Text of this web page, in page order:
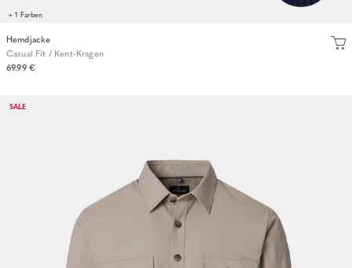
+ 1 Farben
Hemdjacke
Casual Fit / Kent-Kragen
69.99 €
SALE